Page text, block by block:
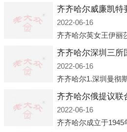
齐齐哈尔威廉凯特
2022-06-16
2022-06-16
2022-06-16